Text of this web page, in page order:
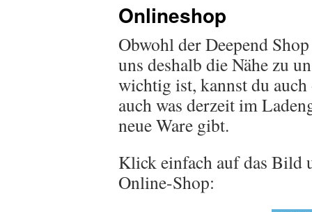
Onlineshop
Obwohl der Deepend
uns deshalb die Nähe zu
wichtig ist, kannst du
auch was derzeit im
neue Ware gibt.
Klick einfach auf das Bild
Online-Shop: